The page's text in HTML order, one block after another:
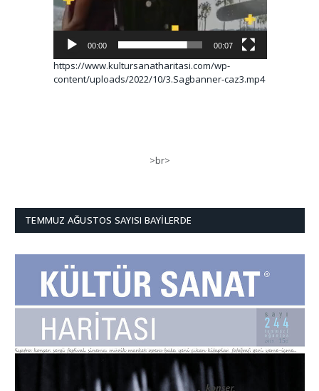
00:00 00:07
https://www.kultursanatharitasi.com/wp-
content/uploads/2022/10/3.Sagbanner-caz3.mp4
>br>
TEMMUZ AĞUSTOS SAYISI BAYILERDE